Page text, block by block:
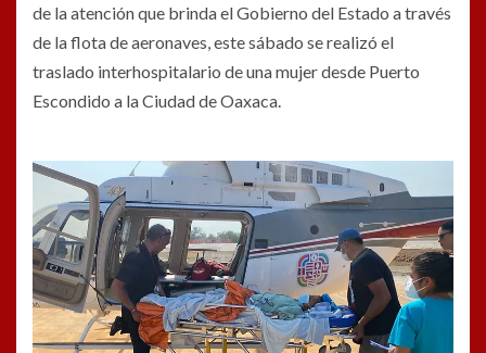
de la atención que brinda el Gobierno del Estado a través
de la flota de aeronaves, este sábado se realizó el
traslado interhospitalario de una mujer desde Puerto
Escondido a la Ciudad de Oaxaca.